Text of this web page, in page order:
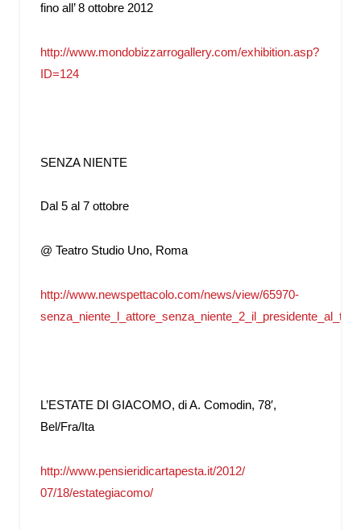
fino all’ 8 ottobre 2012
http://www.mondobizzarrogallery.com/exhibition.asp?
ID=124
SENZA NIENTE
Dal 5 al 7 ottobre
@ Teatro Studio Uno, Roma
http://www.newspettacolo.com/news/view/65970-
L’ESTATE DI GIACOMO, di A. Comodin, 78′,
Bel/Fra/Ita
http://www.pensieridicartapesta.it/2012/
07/18/estategiacomo/